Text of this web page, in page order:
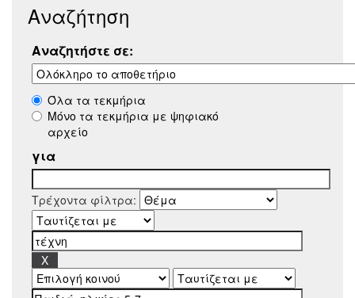
Αναζήτηση
Αναζητήστε σε:
Όλα τα τεκμήρια
Μόνο τα τεκμήρια με ψηφιακό
αρχείο
για
Τρέχοντα φίλτρα: